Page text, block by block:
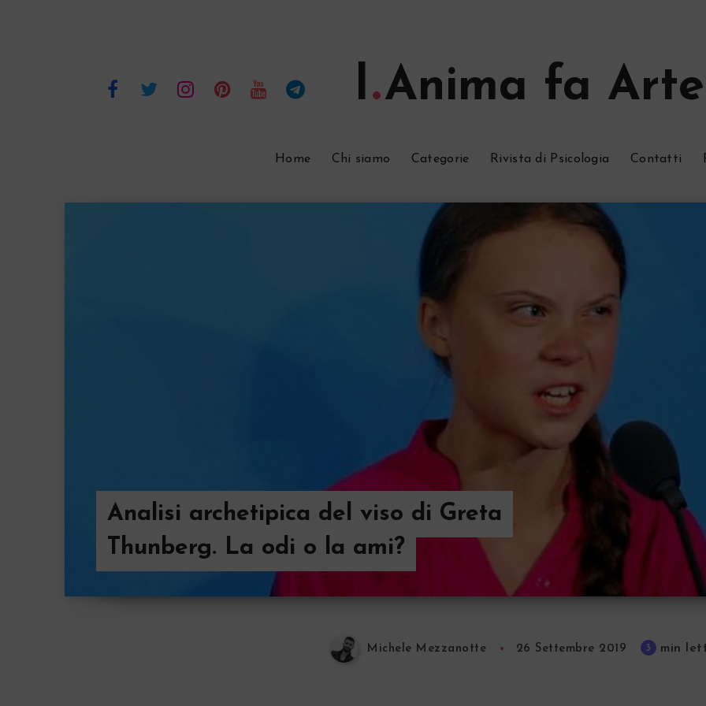
l Anima fa Arte
Home Chi siamo Categorie Rivista di Psicologia Contatti
Analisi archetipica del viso di Greta
Thunberg. La odi o la ami?
Michele Mezzanotte 26 Settembre 2019 3 min